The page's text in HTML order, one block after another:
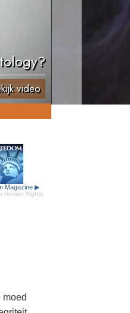
video
Magazine ▶
Human Rights
moed